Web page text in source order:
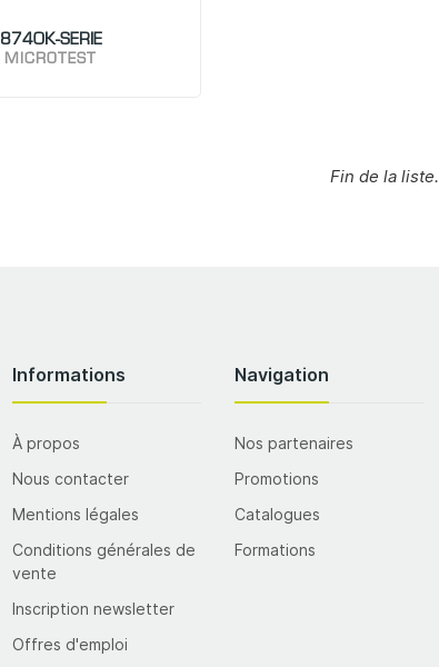
8740K-SERIE
MICROTEST
Fin de la liste.
Informations
À propos
Nous contacter
Mentions légales
Conditions générales de
vente
Inscription newsletter
Offres d'emploi
Navigation
Nos partenaires
Promotions
Catalogues
Formations